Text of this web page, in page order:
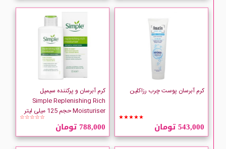
ESTHEDRM
EVELINE
EVOLUderm
Farben
GARNIER
کرم آبرسان پوست چرب رزاکلین
★★★★★
543,000 تومان
کرم آبرسان و پرکننده سیمپل
Simple Replenishing Rich
Moisturiser حجم 125 میلی لیتر
☆☆☆☆☆
788,000 تومان